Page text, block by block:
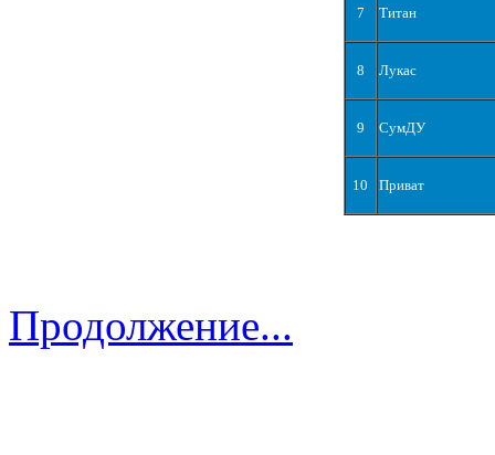
7 Титан
8 Лукас
9 СумДУ
10 Приват
Продолжение...